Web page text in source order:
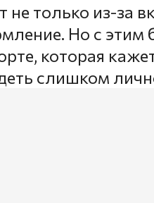
только из-за
Но с этим
которая
слишком